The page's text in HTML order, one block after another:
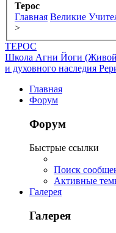
Терос
Главная Великие
>
ТЕРОС
Школа Агни Йоги
и духовного наследия
Главная
Форум
Форум
Быстрые ссылки
Поиск
Активные
Галерея
Галерея